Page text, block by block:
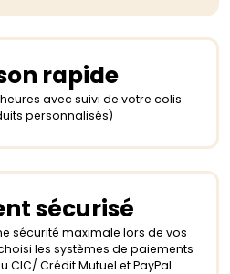
rapide
avec suivi de votre colis
personnalisés)
sécurisé
sécurité maximale lors de vos
les systèmes de paiements
CIC/ Crédit Mutuel et PayPal.